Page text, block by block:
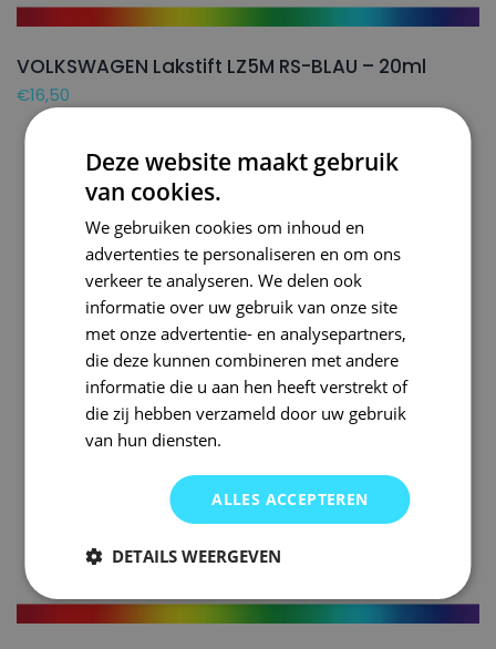
VOLKSWAGEN Lakstift LZ5M RS-BLAU – 20ml
€16,50
Deze website maakt gebruik
van cookies.
We gebruiken cookies om inhoud en
advertenties te personaliseren en om ons
verkeer te analyseren. We delen ook
informatie over uw gebruik van onze site
met onze advertentie- en analysepartners,
die deze kunnen combineren met andere
informatie die u aan hen heeft verstrekt of
die zij hebben verzameld door uw gebruik
van hun diensten.
ALLES ACCEPTEREN
DETAILS WEERGEVEN